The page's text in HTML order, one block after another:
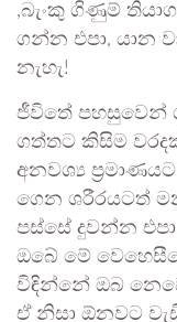
,බැංකු ගිණුම්
ගන්න එපා, යාන
නැහැ!
ජීවිතේ පහසුවෙන්
ගත්තට කිසිම
අනවශ්‍ය
ගෙන ශරීරයටත්
පස්සේ දුවන්න
ඔබේ මේ
විඳින්නේ ඔබ
ඒ නිසා ඕනවට